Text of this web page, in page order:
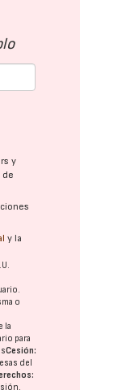
y
de
y la
o
la
para
Cesión:
del